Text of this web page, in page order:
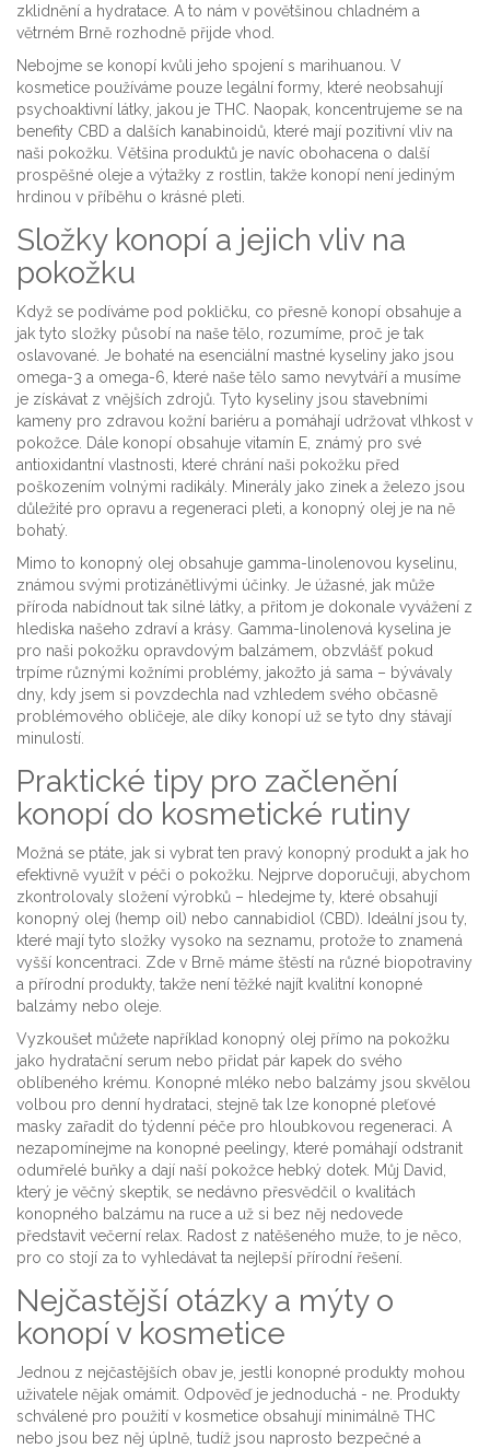
zklidnění a hydratace. A to nám v povětšinou chladném a
větrném Brně rozhodně přijde vhod.
Nebojme se konopí kvůli jeho spojení s marihuanou. V
kosmetice používáme pouze legální formy, které neobsahují
psychoaktivní látky, jakou je THC. Naopak, koncentrujeme se na
benefity CBD a dalších kanabinoidů, které mají pozitivní vliv na
naši pokožku. Většina produktů je navíc obohacena o další
prospěšné oleje a výtažky z rostlin, takže konopí není jediným
hrdinou v příběhu o krásné pleti.
Složky konopí a jejich vliv na
pokožku
Když se podíváme pod pokličku, co přesně konopí obsahuje a
jak tyto složky působí na naše tělo, rozumíme, proč je tak
oslavované. Je bohaté na esenciální mastné kyseliny jako jsou
omega-3 a omega-6, které naše tělo samo nevytváří a musíme
je získávat z vnějších zdrojů. Tyto kyseliny jsou stavebními
kameny pro zdravou kožní bariéru a pomáhají udržovat vlhkost v
pokožce. Dále konopí obsahuje vitamín E, známý pro své
antioxidantní vlastnosti, které chrání naši pokožku před
poškozením volnými radikály. Minerály jako zinek a železo jsou
důležité pro opravu a regeneraci pleti, a konopný olej je na ně
bohatý.
Mimo to konopný olej obsahuje gamma-linolenovou kyselinu,
známou svými protizánětlivými účinky. Je úžasné, jak může
příroda nabídnout tak silné látky, a přitom je dokonale vyvážení z
hlediska našeho zdraví a krásy. Gamma-linolenová kyselina je
pro naši pokožku opravdovým balzámem, obzvlášť pokud
trpíme různými kožními problémy, jakožto já sama – bývávaly
dny, kdy jsem si povzdechla nad vzhledem svého občasně
problémového obličeje, ale díky konopí už se tyto dny stávají
minulostí.
Praktické tipy pro začlenění
konopí do kosmetické rutiny
Možná se ptáte, jak si vybrat ten pravý konopný produkt a jak ho
efektivně využít v péči o pokožku. Nejprve doporučuji, abychom
zkontrolovaly složení výrobků – hledejme ty, které obsahují
konopný olej (hemp oil) nebo cannabidiol (CBD). Ideální jsou ty,
které mají tyto složky vysoko na seznamu, protože to znamená
vyšší koncentraci. Zde v Brně máme štěstí na různé biopotraviny
a přírodní produkty, takže není těžké najít kvalitní konopné
balzámy nebo oleje.
Vyzkoušet můžete například konopný olej přímo na pokožku
jako hydratační serum nebo přidat pár kapek do svého
oblíbeného krému. Konopné mléko nebo balzámy jsou skvělou
volbou pro denní hydrataci, stejně tak lze konopné pleťové
masky zařadit do týdenní péče pro hloubkovou regeneraci. A
nezapomínejme na konopné peelingy, které pomáhají odstranit
odumřelé buňky a dají naší pokožce hebký dotek. Můj David,
který je věčný skeptik, se nedávno přesvědčil o kvalitách
konopného balzámu na ruce a už si bez něj nedovede
představit večerní relax. Radost z natěšeného muže, to je něco,
pro co stojí za to vyhledávat ta nejlepší přírodní řešení.
Nejčastější otázky a mýty o
konopí v kosmetice
Jednou z nejčastějších obav je, jestli konopné produkty mohou
uživatele nějak omámit. Odpověď je jednoduchá - ne. Produkty
schválené pro použití v kosmetice obsahují minimálně THC
nebo jsou bez něj úplně, tudíž jsou naprosto bezpečné a